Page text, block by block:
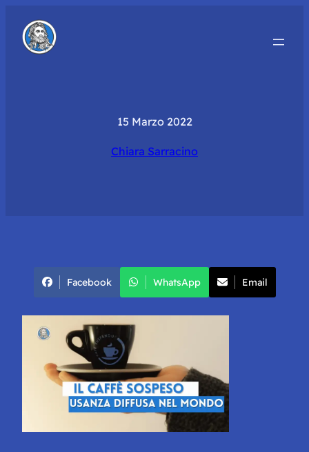
15 Marzo 2022
Chiara Sarracino
Facebook WhatsApp Email